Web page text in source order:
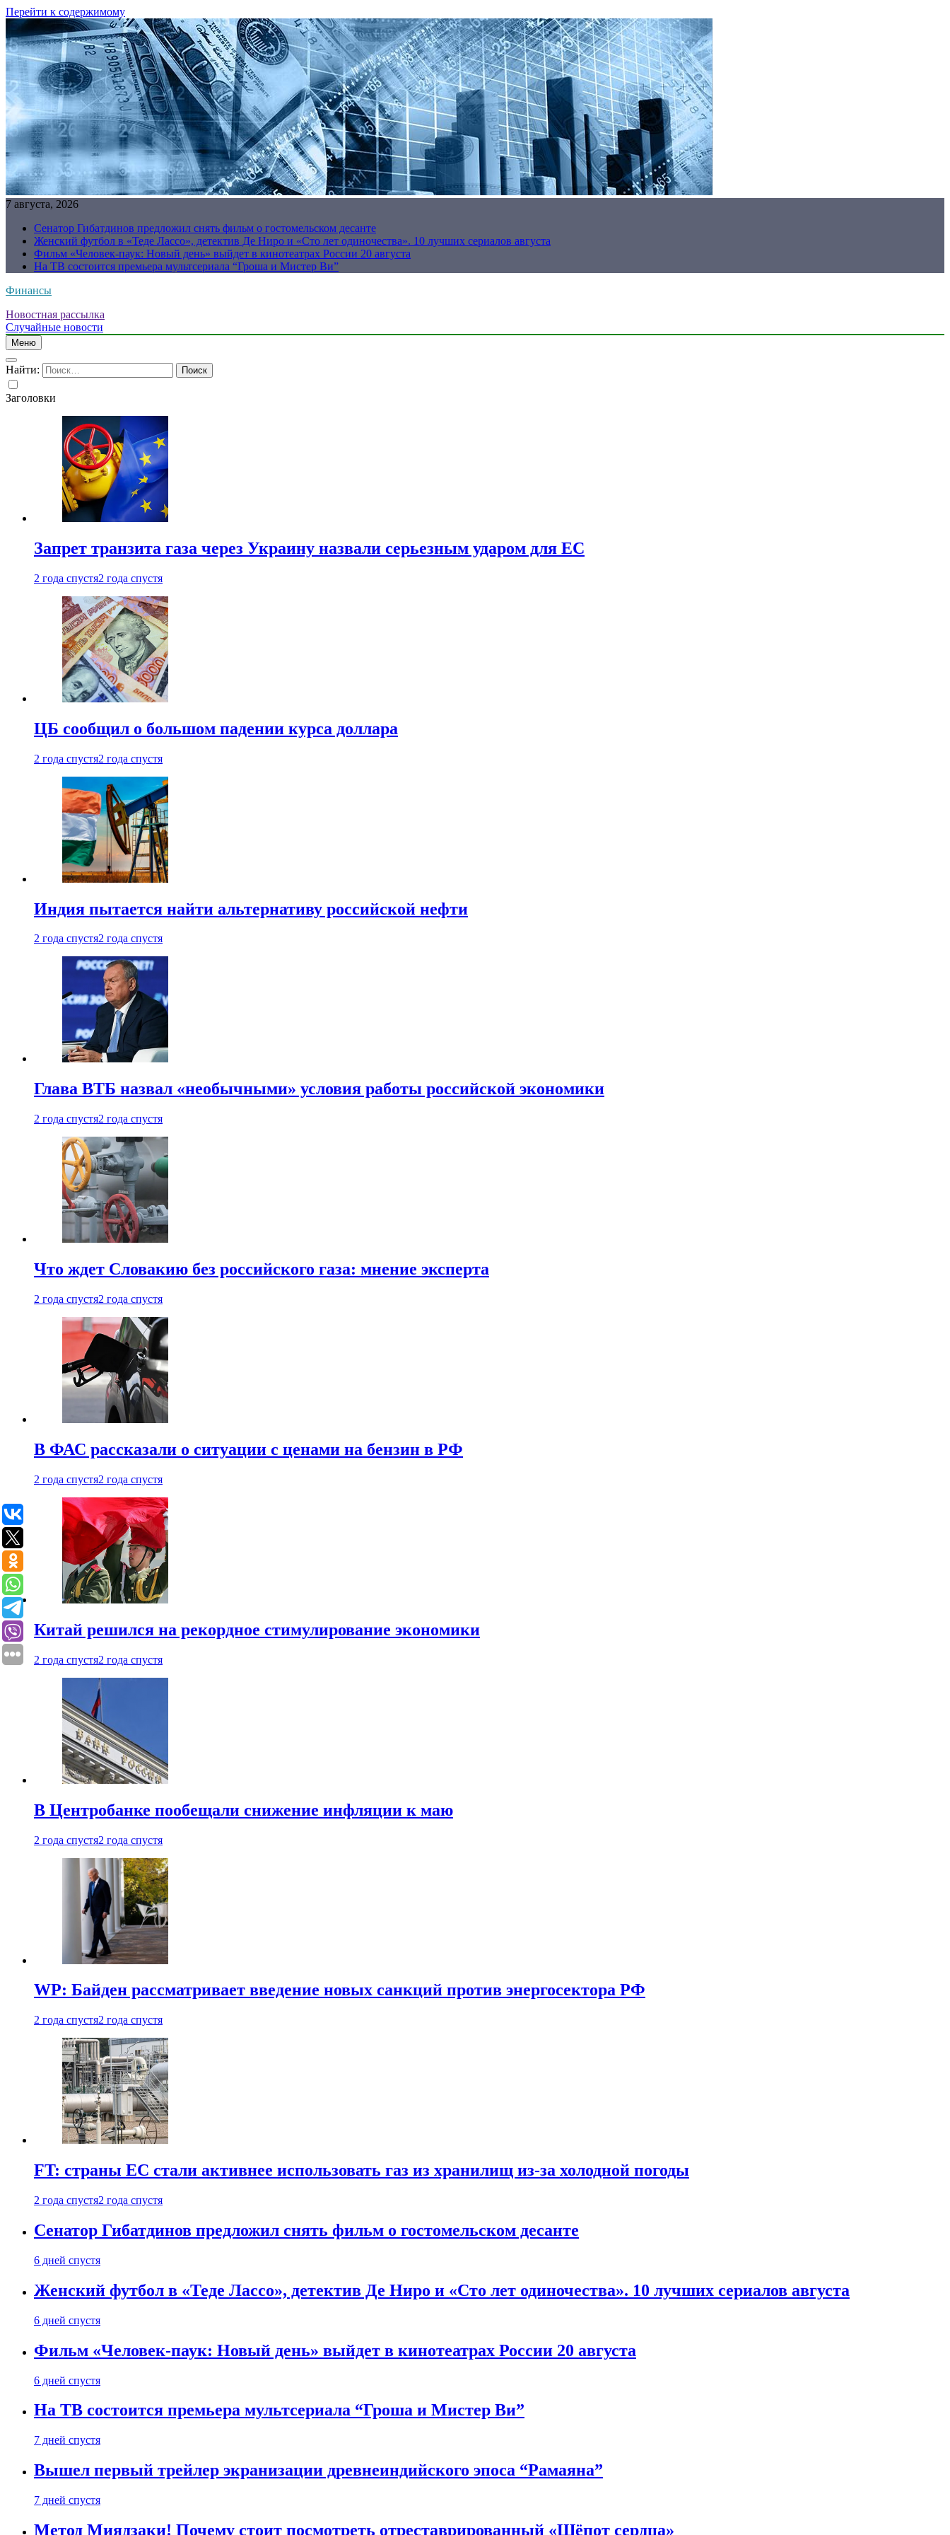
Перейти к содержимому
7 августа, 2026
Сенатор Гибатдинов предложил снять фильм о гостомельском десанте
Женский футбол в «Теде Лассо», детектив Де Ниро и «Сто лет одиночества». 10 лучших сериалов августа
Фильм «Человек-паук: Новый день» выйдет в кинотеатрах России 20 августа
На ТВ состоится премьера мультсериала “Гроша и Мистер Ви”
Финансы
Новостная рассылка
Случайные новости
Меню
Найти:
Заголовки
Запрет транзита газа через Украину назвали серьезным ударом для ЕС
2 года спустя2 года спустя
ЦБ сообщил о большом падении курса доллара
2 года спустя2 года спустя
Индия пытается найти альтернативу российской нефти
2 года спустя2 года спустя
Глава ВТБ назвал «необычными» условия работы российской экономики
2 года спустя2 года спустя
Что ждет Словакию без российского газа: мнение эксперта
2 года спустя2 года спустя
В ФАС рассказали о ситуации с ценами на бензин в РФ
2 года спустя2 года спустя
Китай решился на рекордное стимулирование экономики
2 года спустя2 года спустя
В Центробанке пообещали снижение инфляции к маю
2 года спустя2 года спустя
WP: Байден рассматривает введение новых санкций против энергосектора РФ
2 года спустя2 года спустя
FT: страны ЕС стали активнее использовать газ из хранилищ из-за холодной погоды
2 года спустя2 года спустя
Сенатор Гибатдинов предложил снять фильм о гостомельском десанте
6 дней спустя
Женский футбол в «Теде Лассо», детектив Де Ниро и «Сто лет одиночества». 10 лучших сериалов августа
6 дней спустя
Фильм «Человек-паук: Новый день» выйдет в кинотеатрах России 20 августа
6 дней спустя
На ТВ состоится премьера мультсериала “Гроша и Мистер Ви”
7 дней спустя
Вышел первый трейлер экранизации древнеиндийского эпоса “Рамаяна”
7 дней спустя
Метод Миядзаки! Почему стоит посмотреть отреставрированный «Шёпот сердца»